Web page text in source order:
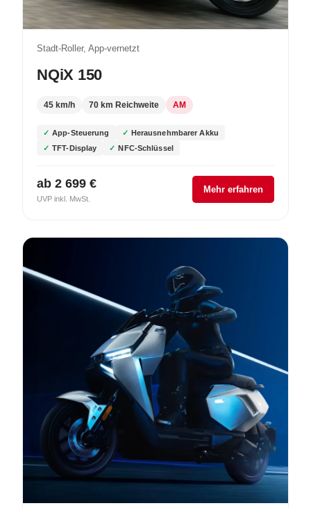
Stadt-Roller, App-vernetzt
NQiX 150
45 km/h 70 km Reichweite AM
App-Steuerung
Herausnehmbarer Akku
TFT-Display
NFC-Schlüssel
ab 2 699 €
UVP inkl. MwSt.
Mehr erfahren